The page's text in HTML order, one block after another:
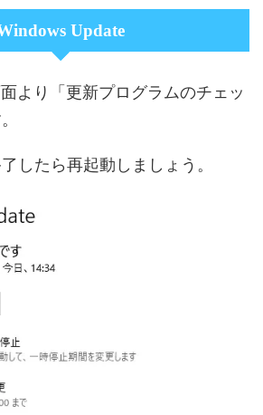
Update
面より「更新プログラムのチェッ
したら再起動しましょう。